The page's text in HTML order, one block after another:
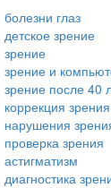
болезни глаз
детское зрение
зрение
зрение и
зрение после 40
коррекция зрения
нарушения
проверка зрения
астигматизм
диагностика